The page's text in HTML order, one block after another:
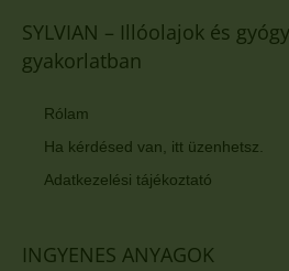
SYLVIAN – Illóolajok és
gyakorlatban
Rólam
Ha kérdésed van, itt üzenhetsz.
Adatkezelési tájékoztató
INGYENES ANYAGOK